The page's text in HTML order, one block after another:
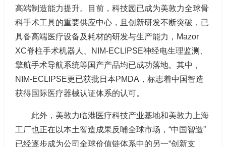
高端制造能力提升。目前，科技园已成为美敦力全球骨
科手术工具的重要供应中心，且创新研发不断突破，已
具备高端医疗设备及耗材的研发与生产能力，Mazor
XC脊柱手术机器人、NIM-ECLIPSE神经电生理监测、
擎航手术导航系统等国产产品均已成功落地。其中，
NIM-ECLIPSE更已获批日本PMDA，标志着中国智造
获得国际医疗器械认证体系的认可。
此外，美敦力临港医疗科技产业基地和美敦力上海
工厂也正在以本土智造成果反哺全球市场，“中国智造”
已经逐步成为公司全球价值链体系中的另一“创新支